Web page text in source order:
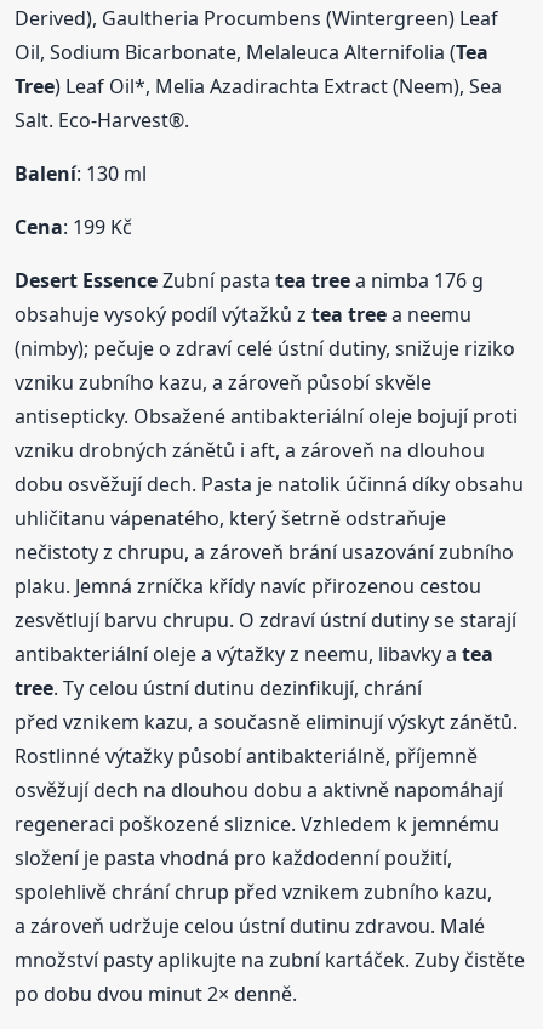
Derived), Gaultheria Procumbens (Wintergreen) Leaf
Oil, Sodium Bicarbonate, Melaleuca Alternifolia (Tea
Tree) Leaf Oil*, Melia Azadirachta Extract (Neem), Sea
Salt. Eco-Harvest®.
Balení: 130 ml
Cena: 199 Kč
Desert EssenceZubní pastatea treea nimba 176 g
obsahuje vysoký podíl výtažků ztea treea neemu
(nimby); pečuje o zdraví celé ústní dutiny, snižuje riziko
vzniku zubního kazu, a zároveň působí skvěle
antisepticky. Obsažené antibakteriální oleje bojují proti
vzniku drobných zánětů i aft, a zároveň na dlouhou
dobu osvěžují dech. Pasta je natolik účinná díky obsahu
uhličitanu vápenatého, který šetrně odstraňuje
nečistoty z chrupu, a zároveň brání usazování zubního
plaku. Jemná zrníčka křídy navíc přirozenou cestou
zesvětlují barvu chrupu. O zdraví ústní dutiny se starají
antibakteriální oleje a výtažky z neemu, libavky atea
tree. Ty celou ústní dutinu dezinfikují, chrání
před vznikem kazu, a současně eliminují výskyt zánětů.
Rostlinné výtažky působí antibakteriálně, příjemně
osvěžují dech na dlouhou dobu a aktivně napomáhají
regeneraci poškozené sliznice. Vzhledem k jemnému
složení je pasta vhodná pro každodenní použití,
spolehlivě chrání chrup před vznikem zubního kazu,
a zároveň udržuje celou ústní dutinu zdravou. Malé
množství pasty aplikujte na zubní kartáček. Zuby čistěte
po dobu dvou minut 2× denně.